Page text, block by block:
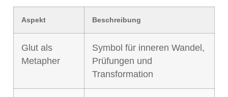
Aspekt Beschreibung
Glut als
Metapher
Symbol für inneren Wandel,
Prüfungen und
Transformation